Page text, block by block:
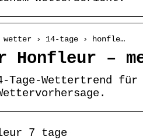
wetter › 14-tage › honfle…
Honfleur –
Tage-Wettertrend
7 tage